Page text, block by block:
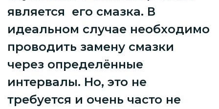
является его смазка. В
идеальном случае необходимо
проводить замену смазки
через определённые
интервалы. Но, это не
требуется и очень часто не